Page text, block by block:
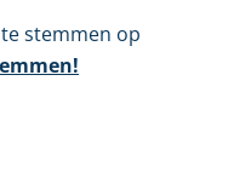
stemmen op